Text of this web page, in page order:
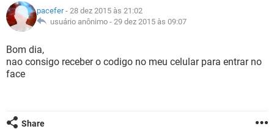
GUIA DE COMPRAS
OUTLOOK
INSTAGRAM
GUIA DE COMPRAS
CELULAR FACEBOOK
INSTAGRAM GMAIL
GLOSSÁRIO
JOGOS
CELULAR
OUTLOOK
pacefer- 28 dez 2015 às 21:02
usuário anônimo - 29 dez 2015 às 09:07
Bom dia,
nao consigo receber o codigo no meu celular para entrar no
face
Share